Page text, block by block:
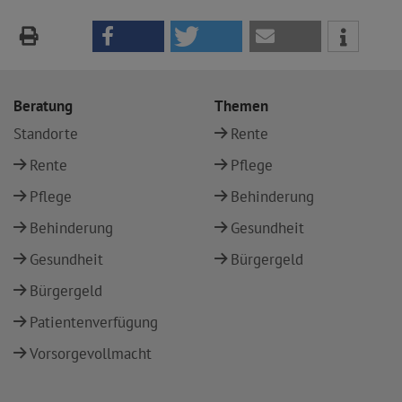
Beratung
Standorte
Rente
Pflege
Behinderung
Gesundheit
Bürgergeld
Patientenverfügung
Vorsorgevollmacht
Themen
Rente
Pflege
Behinderung
Gesundheit
Bürgergeld